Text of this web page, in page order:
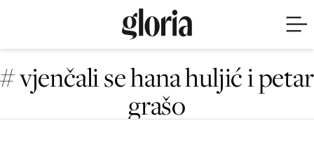
# vjenčali se hana huljić i petar
grašo